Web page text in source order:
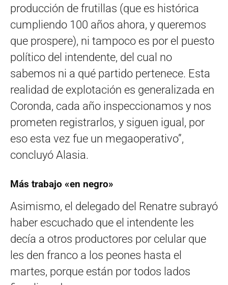
producción de frutillas (que es histórica
cumpliendo 100 años ahora, y queremos
que prospere), ni tampoco es por el puesto
político del intendente, del cual no
sabemos ni a qué partido pertenece. Esta
realidad de explotación es generalizada en
Coronda, cada año inspeccionamos y nos
prometen registrarlos, y siguen igual, por
eso esta vez fue un megaoperativo”,
concluyó Alasia.
Más trabajo «en negro»
Asimismo, el delegado del Renatre subrayó
haber escuchado que el intendente les
decía a otros productores por celular que
les den franco a los peones hasta el
martes, porque están por todos lados